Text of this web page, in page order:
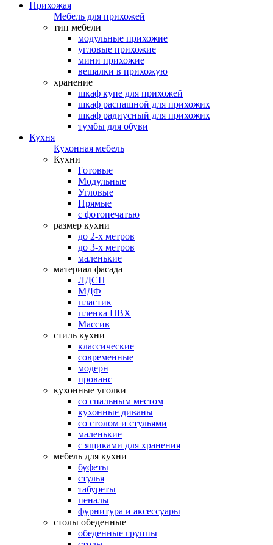
Прихожая
Мебель для прихожей
тип мебели
модульные прихожие
угловые прихожие
мини прихожие
вешалки в прихожую
хранение
шкаф купе для прихожей
шкаф распашной для прихожих
шкаф радиусный для прихожих
тумбы для обуви
Кухня
Кухонная мебель
Кухни
Готовые
Модульные
Угловые
Прямые
с фотопечатью
размер кухни
до 2-х метров
до 3-х метров
маленькие
материал фасада
ЛДСП
МДФ
пластик
пленка ПВХ
Массив
стиль кухни
классические
современные
модерн
прованс
кухонные уголки
со спальным местом
кухонные диваны
со столом и стульями
маленькие
с ящиками для хранения
мебель для кухни
буфеты
стулья
табуреты
пеналы
фурнитура и аксессуары
столы обеденные
обеденные группы